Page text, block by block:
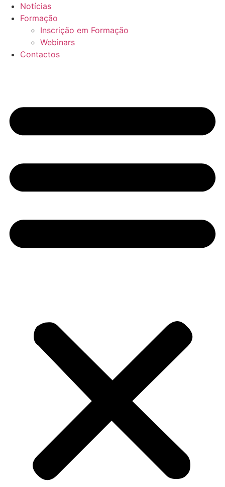
Notícias
Formação
Inscrição em Formação
Webinars
Contactos